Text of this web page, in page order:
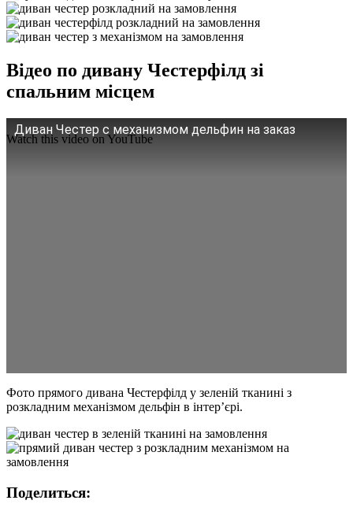
Відео по дивану Честерфілд зі
спальним місцем
Диван Честер с механизмом дельфин на заказ
Watch this video on YouTube
Фото прямого дивана Честерфілд у зеленій тканині з
розкладним механізмом дельфін в інтер’єрі.
Поделиться: